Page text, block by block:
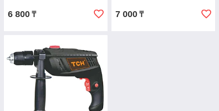
6 800 ₸ 7 000 ₸